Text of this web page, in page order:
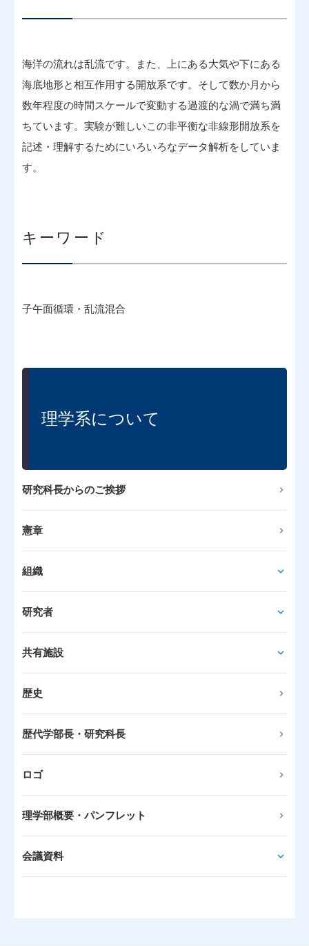
海洋の流れは乱流です。また、上にある大気や下にある
海底地形と相互作用する開放系です。そして数か月から
数年程度の時間スケールで変動する過渡的な渦で満ち満
ちています。実験が難しいこの非平衡な非線形開放系を
記述・理解するためにいろいろなデータ解析をしていま
す。
キーワード
子午面循環・乱流混合
理学系について
研究科長からのご挨拶
憲章
組織
研究者
共有施設
歴史
歴代学部長・研究科長
ロゴ
理学部概要・パンフレット
会議資料